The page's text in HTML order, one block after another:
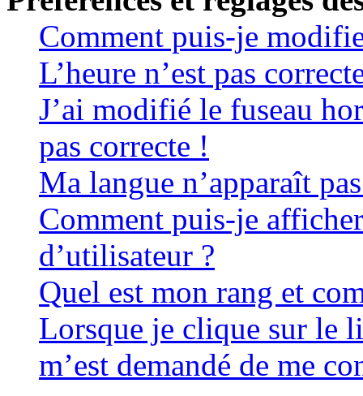
Comment puis-je
L’heure n’est pas
J’ai modifié le fuseau
pas correcte !
Ma langue n’apparaît
Comment puis-je
d’utilisateur ?
Quel est mon rang et
Lorsque je clique sur le
m’est demandé de me